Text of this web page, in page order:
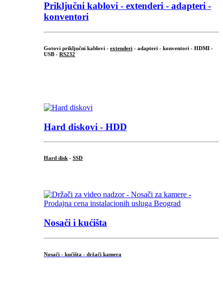
Priključni kablovi - extenderi - adapteri -
konventori
Gotovi priključni kablovi - extenderi - adapteri - konventori - HDMI -
USB - RS232
Hard diskovi - HDD
Hard disk - SSD
Nosači i kućišta
Nosači - kućišta - držači kamera